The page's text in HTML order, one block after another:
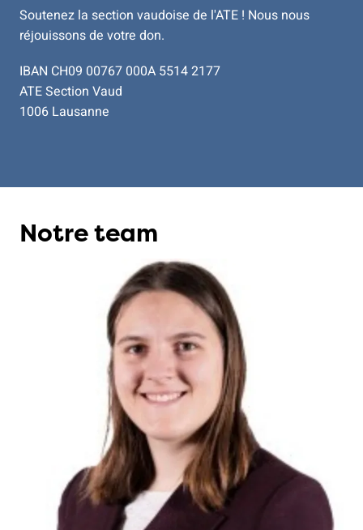
Soutenez la section vaudoise de l'ATE ! Nous nous
réjouissons de votre don.
IBAN CH09 00767 000A 5514 2177
ATE Section Vaud
1006 Lausanne
Notre team